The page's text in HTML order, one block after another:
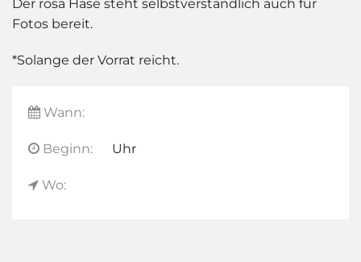
Der rosa Hase steht selbstverständlich auch für
Fotos bereit.
*Solange der Vorrat reicht.
Wann:
Beginn: Uhr
Wo: